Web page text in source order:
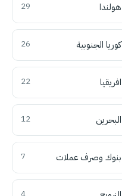
هولندا 29
كوريا الجنوبية 26
افريقيا 22
البحرين 12
بنوك وصرف عملات 7